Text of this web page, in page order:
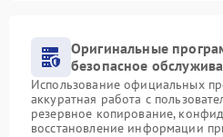
Оригинальные
безопасное
Использование официальных
аккуратная работа с
резервное копирование,
восстановление информации